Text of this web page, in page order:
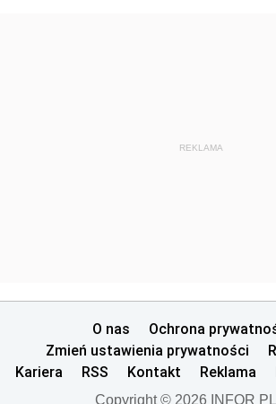
REKLAMA
O nas
Ochrona
Zmień ustawienia prywatności
Kariera
RSS Kontakt Reklama
Copyright © 2026 INFOR